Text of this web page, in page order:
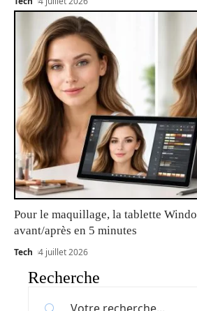
Pour le maquillage, la tablette
avant/après en 5 minutes
Tech 4 juillet 2026
Recherche